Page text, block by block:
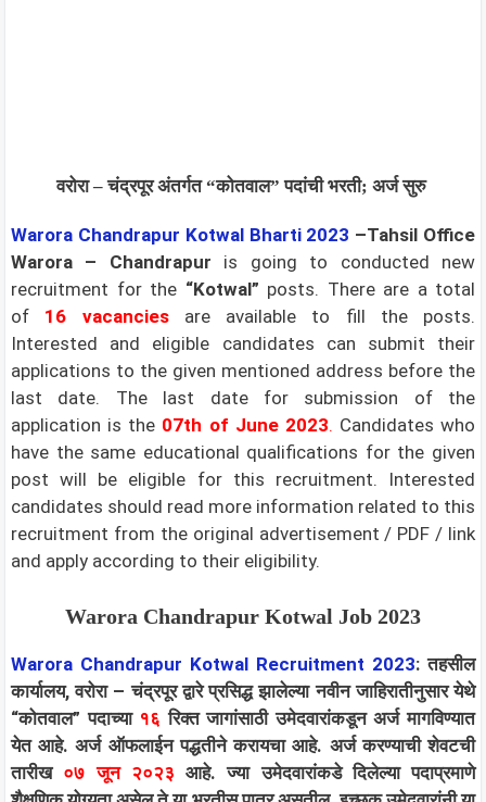
वरोरा – चंद्रपूर अंतर्गत “कोतवाल” पदांची भरती; अर्ज सुरु
Warora Chandrapur Kotwal Bharti 2023 –Tahsil Office
Warora – Chandrapur is going to conducted new
recruitment for the “Kotwal” posts. There are a total
of
16 vacanciesare available to fill the posts.
Interested and eligible candidates can submit their
applications to the given mentioned address before the
last date. The last date for submission of the
application is the 07th of June 2023. Candidates who
have the same educational qualifications for the given
post will be eligible for this recruitment. Interested
candidates should read more information related to this
recruitment from the original advertisement / PDF / link
and apply according to their eligibility.
Warora Chandrapur Kotwal Job 2023
Warora Chandrapur Kotwal Recruitment 2023: तहसील
कार्यालय, वरोरा – चंद्रपूर द्वारे प्रसिद्ध झालेल्या नवीन जाहिरातीनुसार येथे
“कोतवाल” पदाच्या१६रिक्त जागांसाठी उमेदवारांकडून अर्ज मागविण्यात
येत आहे. अर्ज ऑफलाईन पद्धतीने करायचा आहे. अर्ज करण्याची शेवटची
तारीख०७ जून २०२३ आहे. ज्या उमेदवारांकडे दिलेल्या पदाप्रमाणे